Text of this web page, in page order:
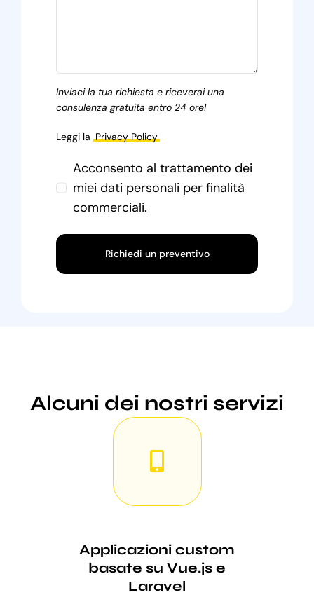
Inviaci la tua richiesta e riceverai una
consulenza gratuita entro 24 ore!
Leggi la Privacy Policy
Acconsento al trattamento dei
miei dati personali per finalità
commerciali.
Richiedi un preventivo
Alcuni dei nostri servizi
Applicazioni custom
basate su Vue.js e
Laravel